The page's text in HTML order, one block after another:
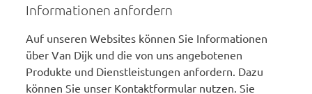
Informationen anfordern
Auf unseren Websites können Sie Informationen
über Van Dijk und die von uns angebotenen
Produkte und Dienstleistungen anfordern. Dazu
können Sie unser Kontaktformular nutzen. Sie